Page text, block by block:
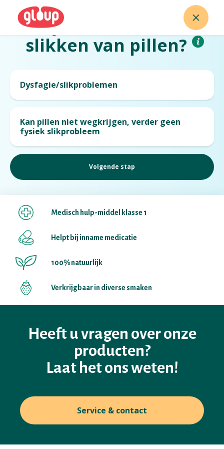
Heb je moeite met het
slikken van pillen?
Dysfagie/slikproblemen
Kan pillen niet wegkrijgen, verder geen
fysiek slikprobleem
Medisch hulp-middel klasse 1
Helpt bij inname medicatie
100% natuurlijk
Verkrijgbaar in diverse smaken
Heeft u vragen over onze
producten?
Laat het ons weten!
Service & contact